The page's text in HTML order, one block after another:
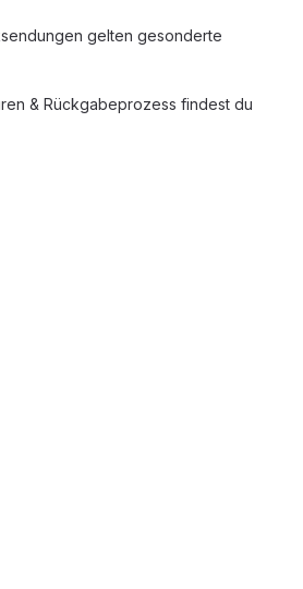
gelten gesonderte
& Rückgabeprozess findest du